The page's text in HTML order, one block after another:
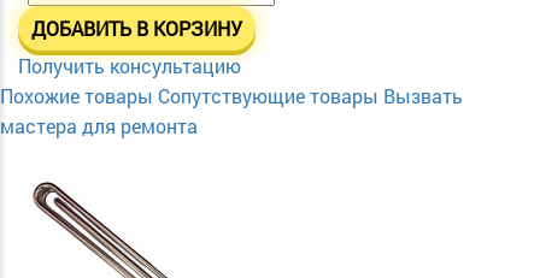
ДОБАВИТЬ В КОРЗИНУ
Получить консультацию
Похожие товары Сопутствующие товары Вызвать
мастера для ремонта